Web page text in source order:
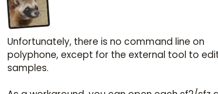
Unfortunately, there is no command line on
polyphone, except for the external tool to
samples.